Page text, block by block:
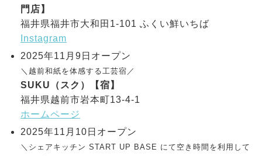
門店】
福井県福井市大和田1-101 ふくい鮮いちば
Instagram
2025年11月9日オープン
＼越前和紙を体感する工芸宿／
SUKU（スク）【宿】
福井県越前市岩本町13-4-1
ホームページ
2025年11月10日オープン
＼シェアキッチン START UP BASE にて空き時間を利用して